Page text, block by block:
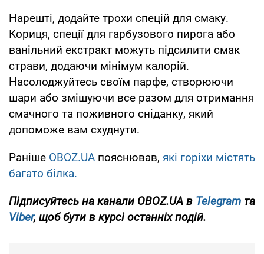
Нарешті, додайте трохи спецій для смаку.
Кориця, спеції для гарбузового пирога або
ванільний екстракт можуть підсилити смак
страви, додаючи мінімум калорій.
Насолоджуйтесь своїм парфе, створюючи
шари або змішуючи все разом для отримання
смачного та поживного сніданку, який
допоможе вам схуднути.
Раніше OBOZ.UA пояснював, які горіхи містять
багато білка.
Підписуйтесь на канали OBOZ.UA в Telegram та
Viber, щоб бути в курсі останніх подій.